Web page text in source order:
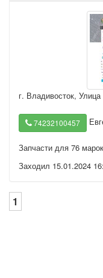
г. Владивосток, Улица
74232100457
Запчасти для 76 марок
Заходил 15.01.2024
1